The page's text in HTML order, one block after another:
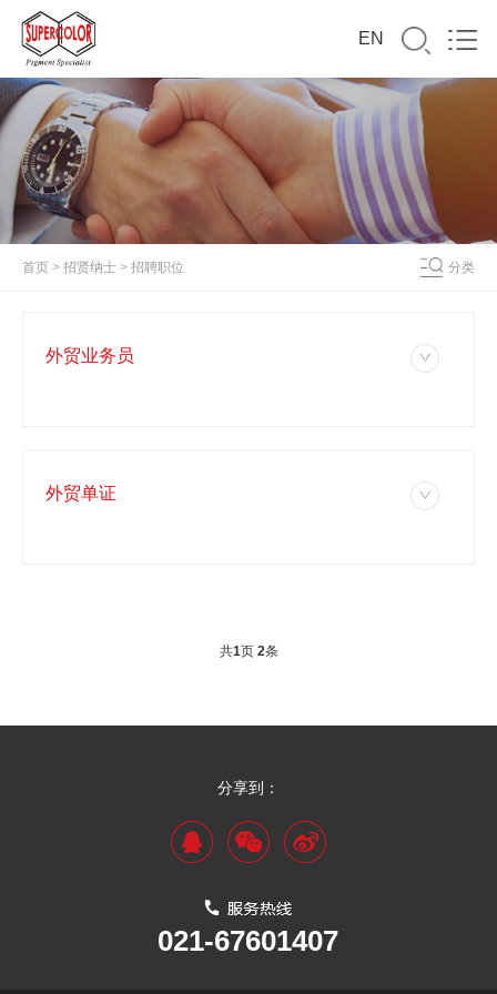
EN
首页 > 招贤纳士 > 招聘职位 分类
外贸业务员
外贸单证
共1页 2条
分享到：
021-67601407